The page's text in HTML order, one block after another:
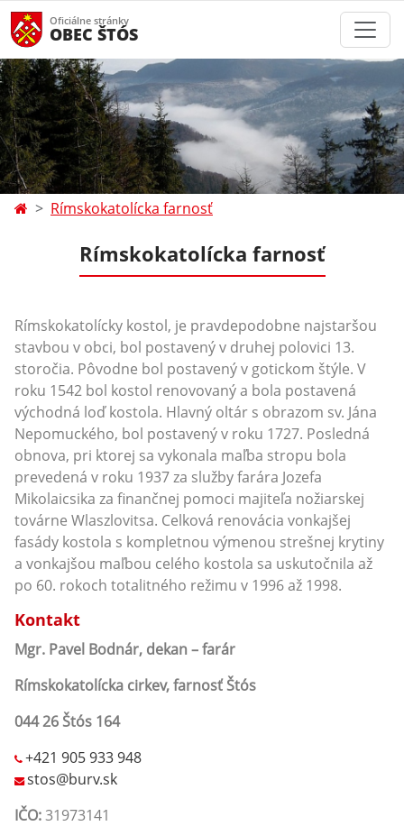
Oficiálne stránky
OBEC ŠTÓS
Rímskokatolícka farnosť
Rímskokatolícka farnosť
Rímskokatolícky kostol, je pravdepodobne najstaršou
stavbou v obci, bol postavený v druhej polovici 13.
storočia. Pôvodne bol postavený v gotickom štýle. V
roku 1542 bol kostol renovovaný a bola postavená
východná loď kostola. Hlavný oltár s obrazom sv. Jána
Nepomuckého, bol postavený v roku 1727. Posledná
obnova, pri ktorej sa vykonala maľba stropu bola
prevedená v roku 1937 za služby farára Jozefa
Mikolaicsika za finančnej pomoci majiteľa nožiarskej
továrne Wlaszlovitsa. Celková renovácia vonkajšej
fasády kostola s kompletnou výmenou strešnej krytiny
a vonkajšou maľbou celého kostola sa uskutočnila až
po 60. rokoch totalitného režimu v 1996 až 1998.
Kontakt
Mgr. Pavel Bodnár, dekan – farár
Rímskokatolícka cirkev, farnosť Štós
044 26 Štós 164
+421 905 933 948
stos@burv.sk
IČO:31973141